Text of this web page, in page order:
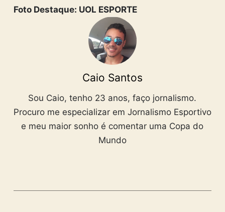
Foto Destaque: UOL ESPORTE
Caio Santos
Sou Caio, tenho 23 anos, faço jornalismo.
Procuro me especializar em Jornalismo Esportivo
e meu maior sonho é comentar uma Copa do
Mundo